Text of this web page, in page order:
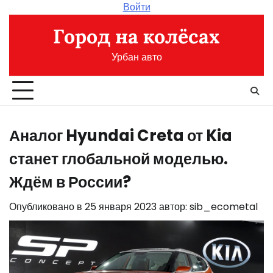
содержимому
Войти
Город на колёсах
Урбан авто
Аналог Hyundai Creta от Kia
станет глобальной моделью.
Ждём в России?
Опубликовано в 25 января 2023автор: sib_ecometal